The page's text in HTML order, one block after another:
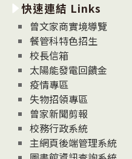
消
息
News
快速連結 Links
曾文家商實境導覽
餐管科特色招生
校長信箱
太陽能發電回饋金
疫情專區
失物招領專區
曾家新聞剪報
校務行政系統
主網頁後端管理系統